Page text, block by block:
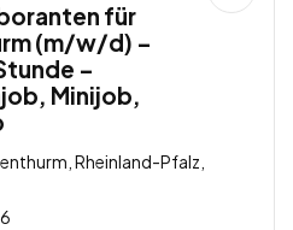
für
(m/w/d) –
–
Minijob,
Rheinland-Pfalz,